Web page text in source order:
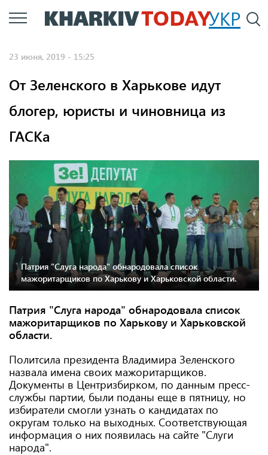
Перейти
к
УКР
23 июня, 2019 - 15:25
От Зеленского в Харькове идут
блогер, юристы и чиновница из
ГАСКа
Патрия "Слуга народа" обнародовала список
мажоритарщиков по Харькову и Харьковской области.
Патрия "Слуга народа" обнародовала список
мажоритарщиков по Харькову и Харьковской
области.
Политсила президента Владимира Зеленского
назвала имена своих мажоритарщиков.
Документы в Центризбирком, по данным пресс-
службы партии, были поданы еще в пятницу, но
избиратели смогли узнать о кандидатах по
округам только на выходных. Соответствующая
информация о них появилась на сайте "Слуги
народа".